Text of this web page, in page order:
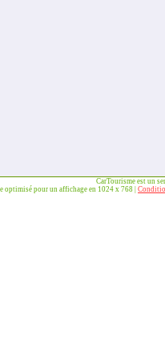
CarTourisme est un
optimisé pour un affichage en 1024 x 768 |